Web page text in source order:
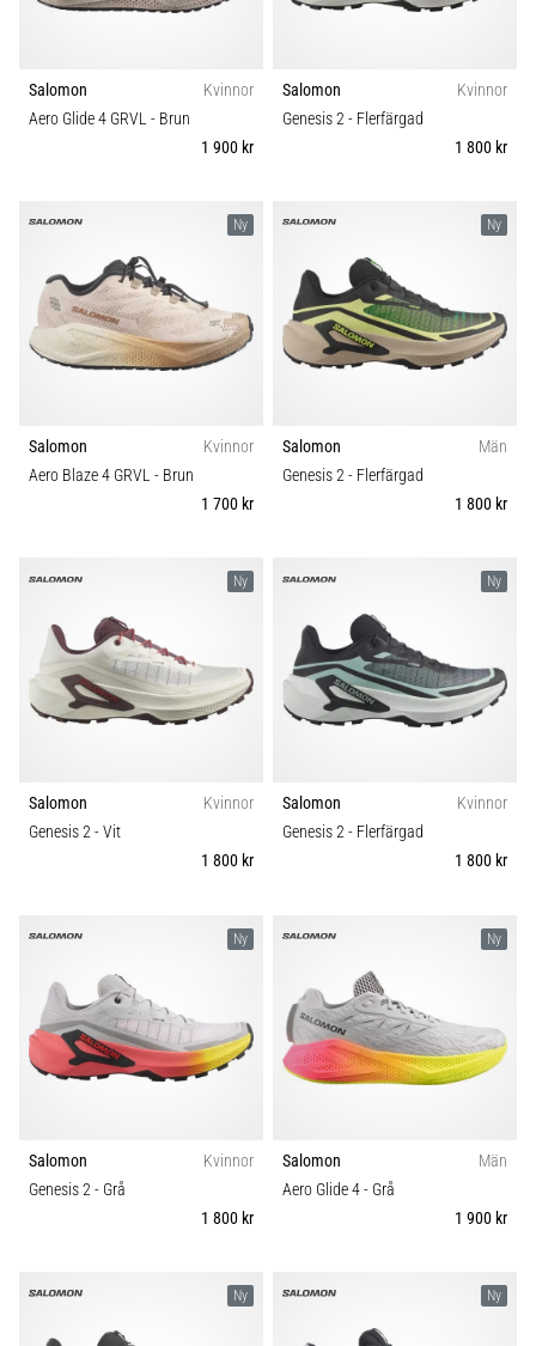
Salomon
Kvinnor
Aero Glide 4 GRVL - Brun
1 900 kr
Salomon
Kvinnor
Genesis 2- Flerfärgad
1 800 kr
Ny
Salomon
Kvinnor
Aero Blaze 4 GRVL - Brun
1 700 kr
Ny
Salomon
Män
Genesis 2- Flerfärgad
1 800 kr
Ny
Salomon
Kvinnor
Genesis 2- Vit
1 800 kr
Ny
Salomon
Kvinnor
Genesis 2- Flerfärgad
1 800 kr
Ny
Salomon
Kvinnor
Genesis 2- Grå
1 800 kr
Ny
Salomon
Män
Aero Glide 4- Grå
1 900 kr
Ny Ny